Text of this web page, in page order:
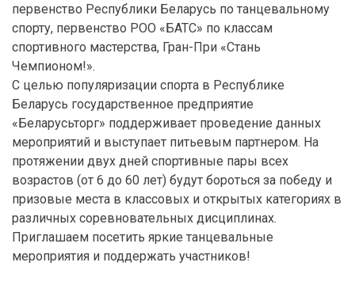
первенство Республики Беларусь по танцевальному
спорту, первенство РОО «БАТС» по классам
спортивного мастерства, Гран-При «Стань
Чемпионом!».
С целью популяризации спорта в Республике
Беларусь государственное предприятие
«Беларусьторг» поддерживает проведение данных
мероприятий и выступает питьевым партнером. На
протяжении двух дней спортивные пары всех
возрастов (от 6 до 60 лет) будут бороться за победу и
призовые места в классовых и открытых категориях в
различных соревновательных дисциплинах.
Приглашаем посетить яркие танцевальные
мероприятия и поддержать участников!